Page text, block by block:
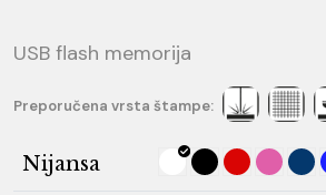
USB flash memorija
Preporučena vrsta štampe:
Nijansa